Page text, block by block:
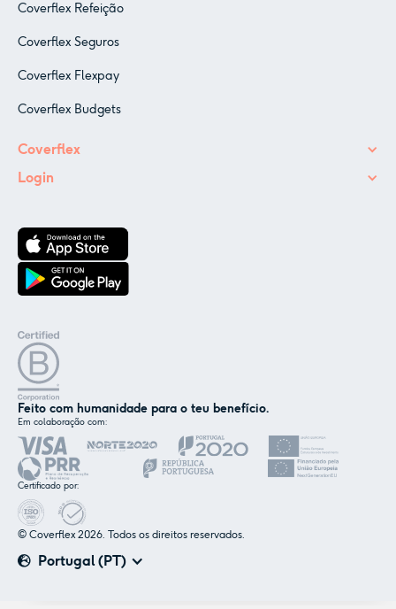
Coverflex Refeição
Coverflex Seguros
Coverflex Flexpay
Coverflex Budgets
Coverflex
Login
Feito com humanidade para o teu benefício.
Em colaboração com:
Certificado por:
Portugal (PT)
© Coverflex 2026. Todos os direitos reservados.
Nós e os nossos parceiros usamos cookies ou
tecnologias semelhantes, conforme
mencionado na
Aceitar